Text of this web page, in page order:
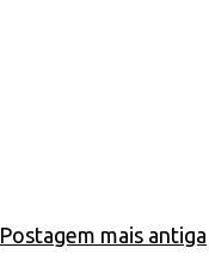
Postagem mais antiga